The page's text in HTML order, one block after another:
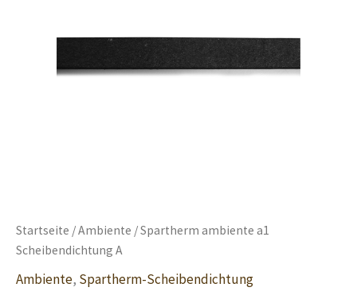
Startseite /Ambiente / Spartherm ambiente a1
Scheibendichtung A
Ambiente, Spartherm-Scheibendichtung